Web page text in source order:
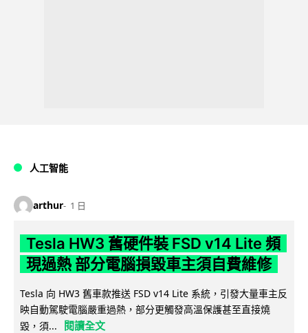
人工智能
arthur 1 日
Tesla HW3 舊硬件裝 FSD v14 Lite 頻
現過熱 部分電腦損毀車主須自費維修
Tesla 向 HW3 舊車款推送 FSD v14 Lite 系統，引發大量車主反
映自動駕駛電腦嚴重過熱，部分更觸發高溫保護甚至直接燒
毀，須...
閱讀全文